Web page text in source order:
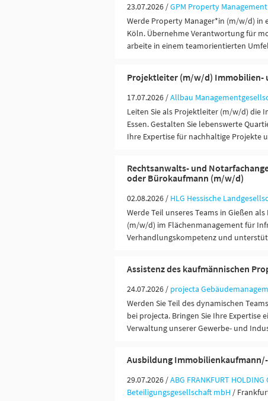
23.07.2026 /GPM Property
Werde Property Manager*in (m/w/d)
Köln. Übernehme Verantwortung für
arbeite in einem teamorientierten
Projektleiter (m/w/d) Immobilien-
17.07.2026 /Allbau
Leiten Sie als Projektleiter (m/w/d) die
Essen. Gestalten Sie lebenswerte
Ihre Expertise für nachhaltige Projekte
Rechtsanwalts- und
oder Bürokaufmann (m/w/d)
02.08.2026 / HLG Hessische
Werde Teil unseres Teams in Gießen
(m/w/d) im Flächenmanagement für
Verhandlungskompetenz und
Assistenz des kaufmännischen
24.07.2026 / projecta
Werden Sie Teil des dynamischen
bei projecta. Bringen Sie Ihre Expertise
Verwaltung unserer Gewerbe- und
Ausbildung
29.07.2026 /ABG FRANKFURT
Beteiligungsgesellschaft mbH /